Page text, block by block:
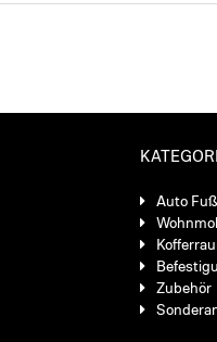
Auto
Zubehör